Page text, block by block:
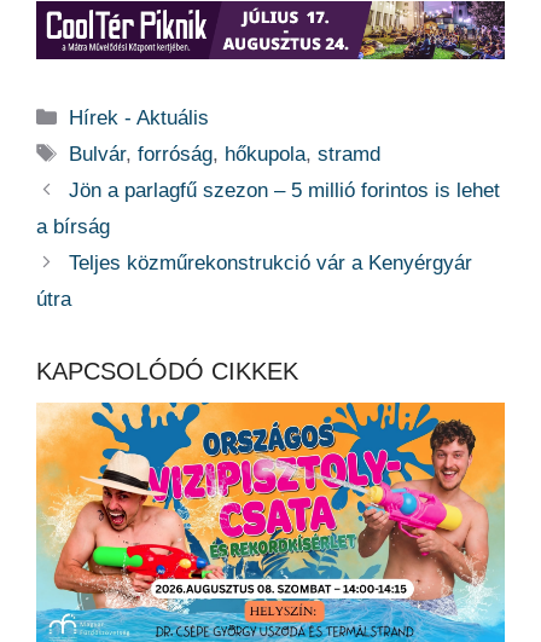
Kategória
Hírek - Aktuális
Címkék
Bulvár,forróság, hőkupola,stramd
Jön a parlagfű szezon – 5 millió forintos is lehet
a bírság
Teljes közműrekonstrukció vár a Kenyérgyár
útra
KAPCSOLÓDÓ CIKKEK